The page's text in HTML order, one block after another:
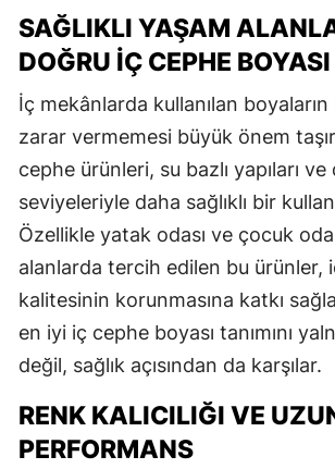
SAĞLIKLI YAŞAM
DOĞRU İÇ CEPHE BOYASI
İç mekânlarda kullanılan boyaların
zarar vermemesi büyük önem
cephe ürünleri, su bazlı yapıları
seviyeleriyle daha sağlıklı bir
Özellikle yatak odası ve çocuk
alanlarda tercih edilen bu ürünler,
kalitesinin korunmasına katkı
en iyi iç cephe boyası tanımını
değil, sağlık açısından da karşılar.
RENK KALICILIĞI VE
PERFORMANS